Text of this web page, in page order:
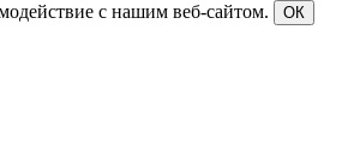
с нашим веб-сайтом.
ОК